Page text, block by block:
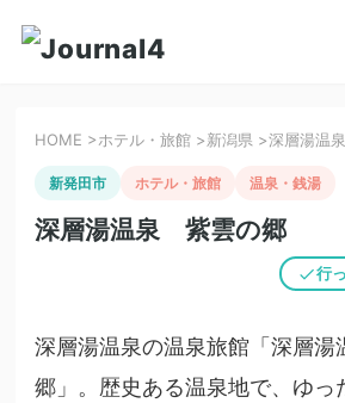
HOME >ホテル・旅館 >新潟県 >深層湯温
新発田市 ホテル・旅館 温泉・銭湯
深層湯温泉 紫雲の郷
行
深層湯温泉の温泉旅館「深層
郷」。歴史ある温泉地で、ゆっ